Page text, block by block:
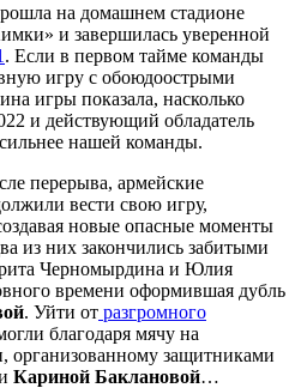
на домашнем стадионе
и завершилась уверенной
. Если в первом тайме команды
игру с обоюдоострыми
игры показала, насколько
и действующий обладатель
нашей команды.
перерыва, армейские
вести свою игру,
новые опасные моменты
из них закончились забитыми
Черномырдина и Юлия
времени оформившая дубль
. Уйти от разгромного
благодаря мячу на
организованному защитниками
Кариной Баклановой…